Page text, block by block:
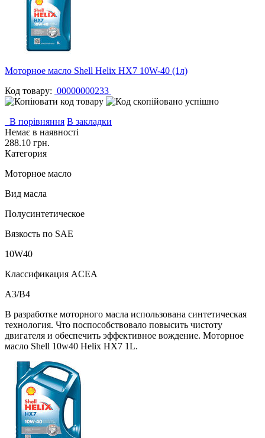
Моторное масло Shell Helix HX7 10W-40 (1л)
Код товару: 00000000233
В порівняння В закладки
Немає в наявності
288.10 грн.
Категория
Моторное масло
Вид масла
Полусинтетическое
Вязкость по SAE
10W40
Классификация ACEA
A3/B4
В разработке моторного масла использована синтетическая
технология. Что поспособствовало повысить чистоту
двигателя и обеспечить эффективное вождение. Моторное
масло Shell 10w40 Helix HX7 1L.